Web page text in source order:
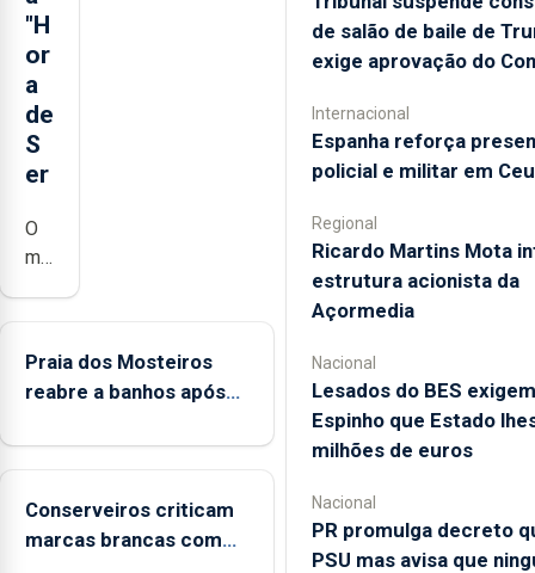
"H
or
a
de
S
er
O
município
a
implementar
de
Ser”
Praia dos Mosteiros
reabre a banhos após
Conserveiros criticam
marcas brancas com
de salão de baile de
exige aprovação do
Internacional
Espanha reforça
policial e militar em
Regional
Ricardo Martins Mota
estrutura acionista da
Açormedia
Nacional
Lesados do BES
Espinho que Estado
milhões de euros
Nacional
PR promulga decreto
PSU mas avisa que